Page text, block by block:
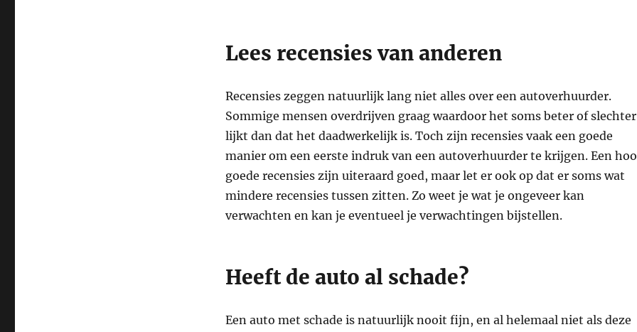
Lees recensies van anderen
Recensies zeggen natuurlijk lang niet alles over een autoverhuurder.
Sommige mensen overdrijven graag waardoor het soms beter of slechter
lijkt dan dat het daadwerkelijk is. Toch zijn recensies vaak een goede
manier om een eerste indruk van een autoverhuurder te krijgen. Een
goede recensies zijn uiteraard goed, maar let er ook op dat er soms wat
mindere recensies tussen zitten. Zo weet je wat je ongeveer kan
verwachten en kan je eventueel je verwachtingen bijstellen.
Heeft de auto al schade?
Een auto met schade is natuurlijk nooit fijn, en al helemaal niet als deze